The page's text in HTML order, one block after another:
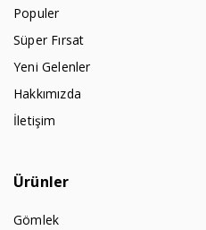
Populer
Süper Fırsat
Yeni Gelenler
Hakkımızda
İletişim
Ürünler
Gömlek